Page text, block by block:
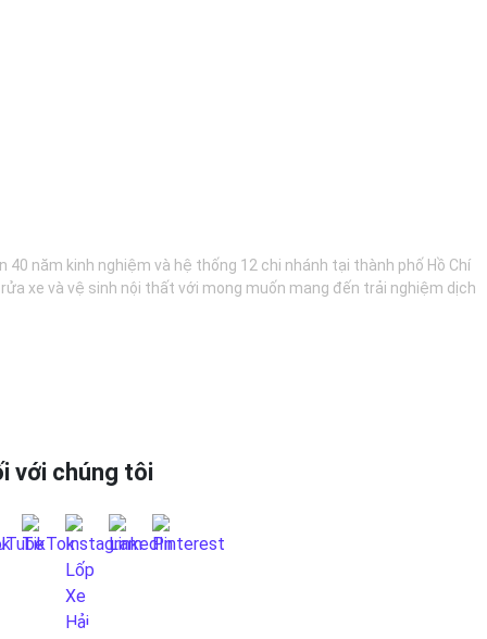
40 năm kinh nghiệm và hệ thống 12 chi nhánh tại thành phố Hồ Chí
xe và vệ sinh nội thất với mong muốn mang đến trải nghiệm dịch
với chúng tôi